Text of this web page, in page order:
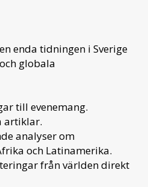
enda tidningen i Sverige
globala
till evenemang.
artiklar.
analyser om
och Latinamerika.
från världen direkt